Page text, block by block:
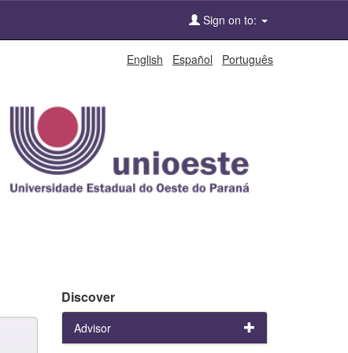
Sign on to:
English Español Português
Discover
Advisor